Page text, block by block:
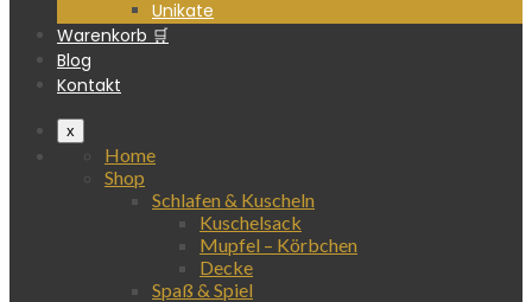
Unikate
Warenkorb 🛒
Blog
Kontakt
x
Home
Shop
Schlafen & Kuscheln
Kuschelsack
Mupfel – Körbchen
Decke
Spaß & Spiel